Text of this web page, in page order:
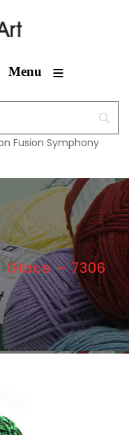
Menu ≡
Fusion Symphony
Glace – 7306